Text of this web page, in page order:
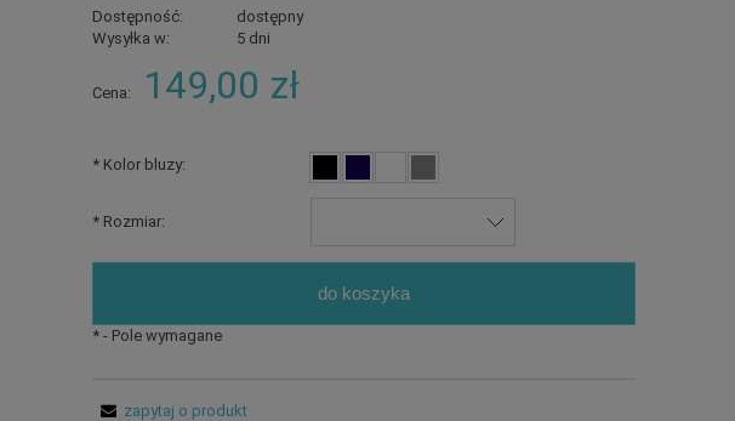
Dostępność:
dostępny
Wysyłka w:
5 dni
Cena: 149,00 zł
* Kolor bluzy:
* Rozmiar:
do koszyka
* - Pole wymagane
zapytaj o produkt